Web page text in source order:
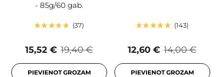
- 85g/60 gab.
37
19,40 €
15,52 €
PIEVIENOT GROZAM
143
14,00 €
12,60 €
PIEVIENOT GROZAM